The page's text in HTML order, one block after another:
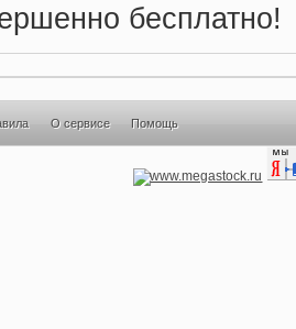
бесплатно!
О сервисе Помощь